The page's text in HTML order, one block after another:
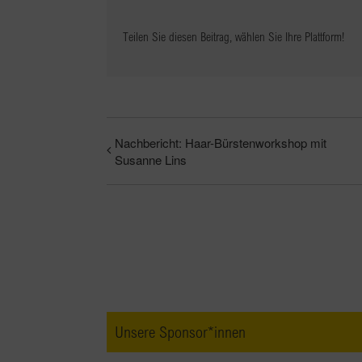
Teilen Sie diesen Beitrag, wählen Sie Ihre Plattform!
Nachbericht: Haar-Bürstenworkshop mit
Susanne Lins
Unsere Sponsor*innen